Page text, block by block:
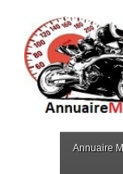
Annuaire